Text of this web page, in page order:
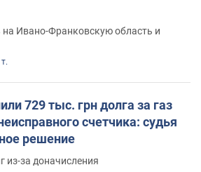
Ивано-Франковскую область и
729 тыс. грн долга за газ
счетчика: судья
решение
из-за доначисления